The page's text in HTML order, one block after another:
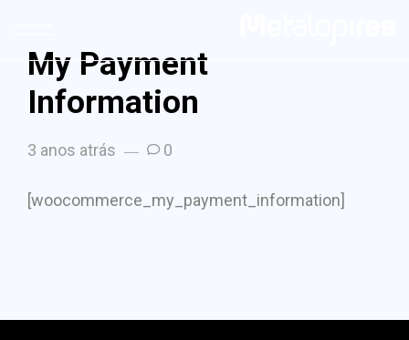
My Payment
Information
3 anos atrás 0
[woocommerce_my_payment_information]